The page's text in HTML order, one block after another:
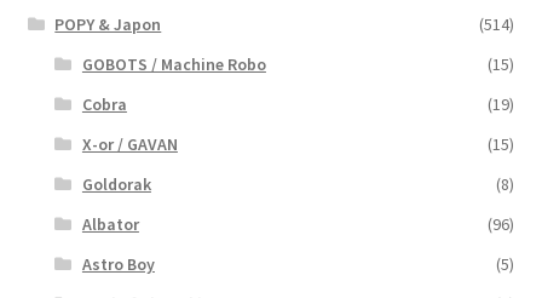
POPY & Japon
(514)
GOBOTS / Machine Robo
(15)
Cobra
(19)
X-or / GAVAN
(15)
Goldorak
(8)
Albator
(96)
Astro Boy
(5)